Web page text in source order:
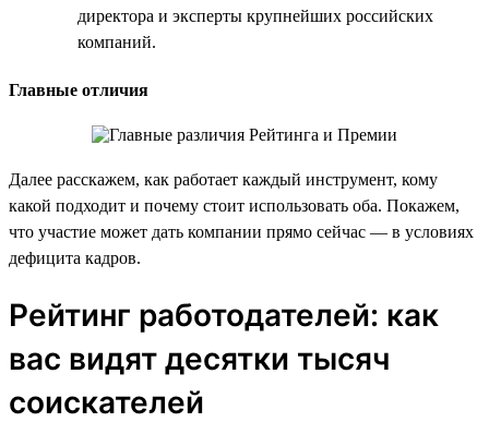
директора и эксперты крупнейших российских
компаний.
Главные отличия
Далее расскажем, как работает каждый инструмент, кому
какой подходит и почему стоит использовать оба. Покажем,
что участие может дать компании прямо сейчас — в условиях
дефицита кадров.
Рейтинг работодателей: как
вас видят десятки тысяч
соискателей